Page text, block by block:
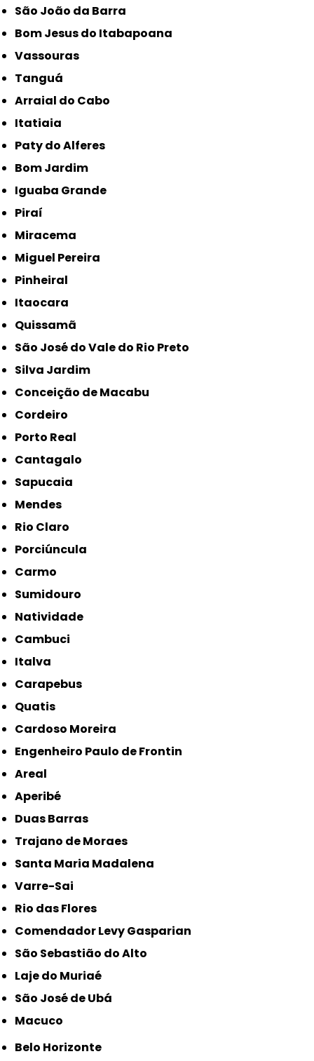
São João da Barra
Bom Jesus do Itabapoana
Vassouras
Tanguá
Arraial do Cabo
Itatiaia
Paty do Alferes
Bom Jardim
Iguaba Grande
Piraí
Miracema
Miguel Pereira
Pinheiral
Itaocara
Quissamã
São José do Vale do Rio Preto
Silva Jardim
Conceição de Macabu
Cordeiro
Porto Real
Cantagalo
Sapucaia
Mendes
Rio Claro
Porciúncula
Carmo
Sumidouro
Natividade
Cambuci
Italva
Carapebus
Quatis
Cardoso Moreira
Engenheiro Paulo de Frontin
Areal
Aperibé
Duas Barras
Trajano de Moraes
Santa Maria Madalena
Varre-Sai
Rio das Flores
Comendador Levy Gasparian
São Sebastião do Alto
Laje do Muriaé
São José de Ubá
Macuco
Belo Horizonte